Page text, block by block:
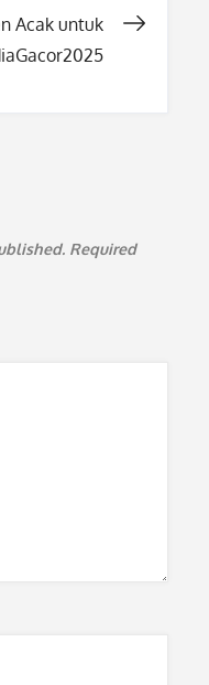
Acak untuk
Required